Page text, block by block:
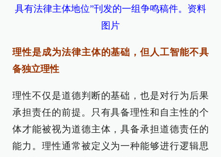
具有法律主体地位”刊发的一组争鸣稿件。资料
图片
理性是成为法律主体的基础，但人工智能不具
备独立理性
理性不仅是道德判断的基础，也是对行为后果
承担责任的前提。只有具备理性和自主性的个
体才能被视为道德主体，具备承担道德责任的
能力。理性通常被定义为一种能够进行逻辑思